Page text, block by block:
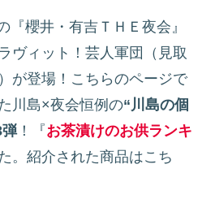
『櫻井・有吉ＴＨＥ夜会』
ヴィット！芸人軍団（見取
が登場！こちらのページで
川島×夜会恒例の“川島の個
！『お茶漬けのお供ランキ
。紹介された商品はこち